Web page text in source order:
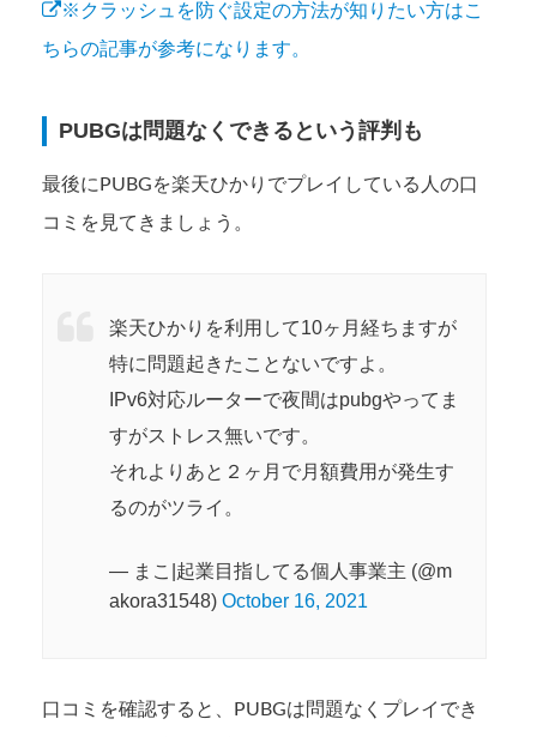
※クラッシュを防ぐ設定の方法が知りたい方はこ
ちらの記事が参考になります。
PUBGは問題なくできるという評判も
最後にPUBGを楽天ひかりでプレイしている人の口
コミを見てきましょう。
楽天ひかりを利用して10ヶ月経ちますが
特に問題起きたことないですよ。
IPv6対応ルーターで夜間はpubgやってま
すがストレス無いです。
それよりあと２ヶ月で月額費用が発生す
るのがツライ。
— まこ|起業目指してる個人事業主 (@m
akora31548) October 16, 2021
口コミを確認すると、PUBGは問題なくプレイでき